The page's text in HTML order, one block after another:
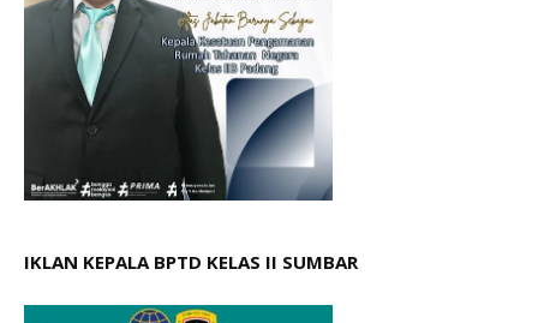
IKLAN KEPALA BPTD KELAS II SUMBAR